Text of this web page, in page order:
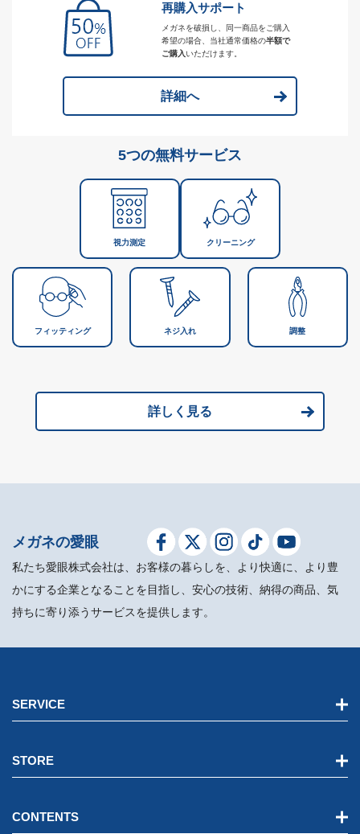
再購入サポート
メガネを破損し、同一商品をご購入
希望の場合、当社通常価格の半額で
ご購入いただけます。
詳細へ
5つの無料サービス
視力測定 クリーニング
フィッティング ネジ入れ 調整
詳しく見る
メガネの愛眼
私たち愛眼株式会社は、お客様の暮らしを、より快適に、より豊
かにする企業となることを目指し、安心の技術、納得の商品、気
持ちに寄り添うサービスを提供します。
SERVICE
STORE
CONTENTS